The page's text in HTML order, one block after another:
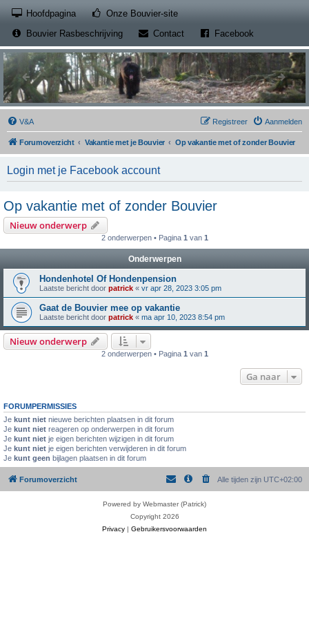
Hoofdpagina Onze Bouvier-site(Opens a new tab)
Bouvier Rasbeschrijving
Contact(Opens a new tab)
Facebook
V&A Aanmelden
Registreer
Forumoverzicht Vakantie met je Bouvier Op vakantie met of zonder Bouvier
Login met je Facebook account
Op vakantie met of zonder Bouvier
Nieuw onderwerp
2 onderwerpen • Pagina 1 van 1
Onderwerpen
Hondenhotel Of Hondenpension
Laatste bericht door patrick « vr apr 28, 2023 3:05 pm
Gaat de Bouvier mee op vakantie
Laatste bericht door patrick « ma apr 10, 2023 8:54 pm
Nieuw onderwerp
2 onderwerpen • Pagina 1 van 1
Ga naar
FORUMPERMISSIES
Je kunt niet nieuwe berichten plaatsen in dit forum
Je kunt niet reageren op onderwerpen in dit forum
Je kunt niet je eigen berichten wijzigen in dit forum
Je kunt niet je eigen berichten verwijderen in dit forum
Je kunt geen bijlagen plaatsen in dit forum
Forumoverzicht Alle tijden zijn UTC+02:00
Powered by Webmaster (Patrick)
Copyright 2026
Privacy | Gebruikersvoorwaarden